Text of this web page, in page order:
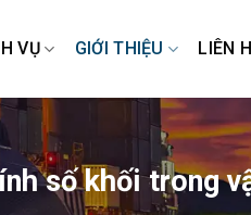
VỤ GIỚI THIỆU LIÊN
số khối trong